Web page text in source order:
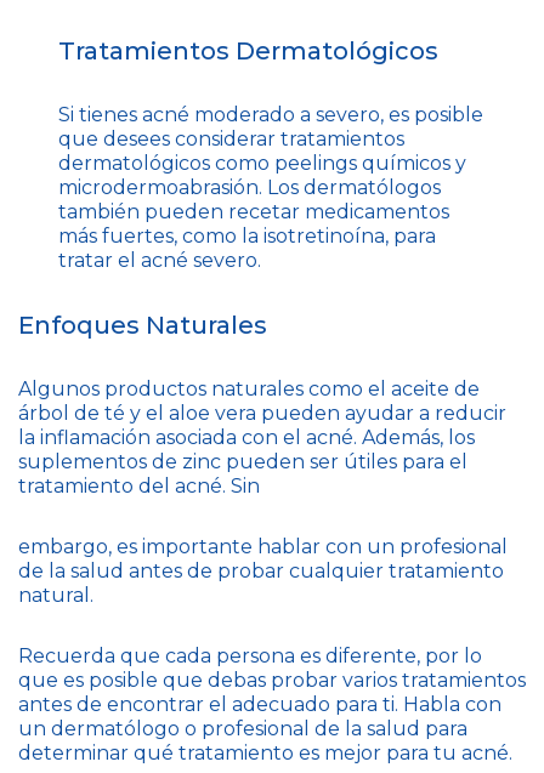
Tratamientos Dermatológicos
Si tienes acné moderado a severo, es posible
que desees considerar tratamientos
dermatológicos como peelings químicos y
microdermoabrasión. Los dermatólogos
también pueden recetar medicamentos
más fuertes, como la isotretinoína, para
tratar el acné severo.
Enfoques Naturales
Algunos productos naturales como el aceite de
árbol de té y el aloe vera pueden ayudar a reducir
la inflamación asociada con el acné. Además, los
suplementos de zinc pueden ser útiles para el
tratamiento del acné. Sin
embargo, es importante hablar con un profesional
de la salud antes de probar cualquier tratamiento
natural.
Recuerda que cada persona es diferente, por lo
que es posible que debas probar varios tratamientos
antes de encontrar el adecuado para ti. Habla con
un dermatólogo o profesional de la salud para
determinar qué tratamiento es mejor para tu acné.